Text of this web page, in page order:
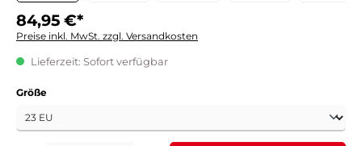
84,95 €*
Preise inkl. MwSt. zzgl. Versandkosten
Lieferzeit: Sofort verfügbar
Größeauswählen